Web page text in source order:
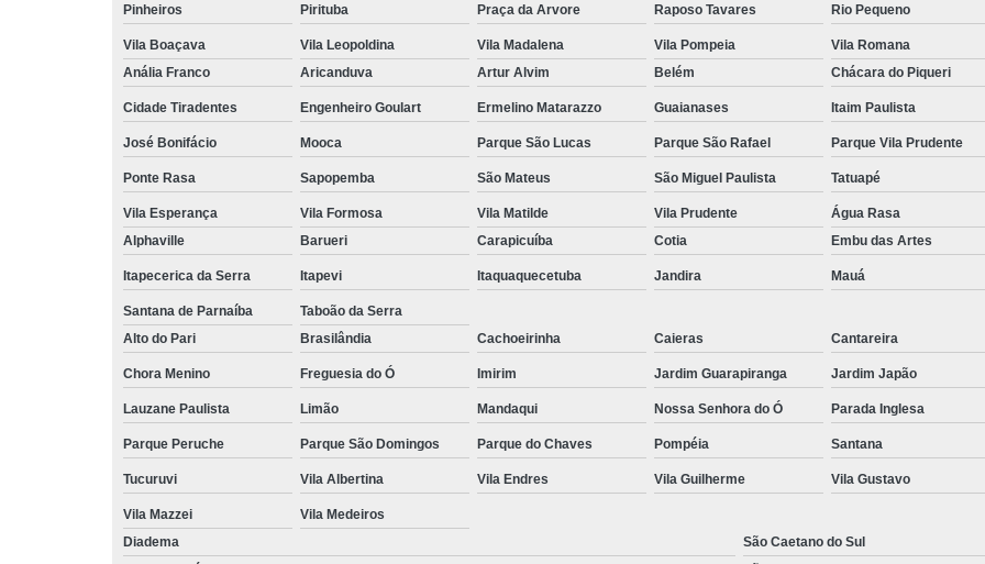
Pinheiros Pirituba Praça da Arvore Raposo Tavares Rio Pequeno
Vila Boaçava Vila Leopoldina Vila Madalena Vila Pompeia Vila Romana
Anália Franco
Aricanduva Artur Alvim Belém Chácara do Piqueri
Cidade Tiradentes Engenheiro Goulart Ermelino Matarazzo Guaianases Itaim Paulista
José Bonifácio Mooca Parque São Lucas Parque São Rafael Parque Vila Prudente
Ponte Rasa Sapopemba São Mateus São Miguel Paulista Tatuapé
Vila Esperança Vila Formosa Vila Matilde Vila Prudente
Água Rasa
Alphaville
Barueri Carapicuíba Cotia Embu das Artes
Itapecerica da Serra Itapevi Itaquaquecetuba Jandira Mauá
Santana de Parnaíba
Taboão da Serra
Alto do Pari
Brasilândia Cachoeirinha Caieras Cantareira
Chora Menino Freguesia do Ó Imirim Jardim Guarapiranga Jardim Japão
Lauzane Paulista Limão Mandaqui Nossa Senhora do Ó Parada Inglesa
Parque Peruche Parque São Domingos Parque do Chaves Pompéia Santana
Tucuruvi Vila Albertina Vila Endres Vila Guilherme Vila Gustavo
Vila Mazzei
Vila Medeiros
Diadema
São Caetano do Sul